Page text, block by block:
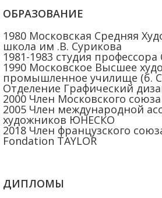
ОБРАЗОВАНИЕ
1980 Московская Средняя
школа им .В. Сурикова
1981-1983 студия
1990 Московское Высшее
промышленное училище (б.
Отделение Графический
2000 Член Московского
2005 Член международной
художников ЮНЕСКО
2018 Член французского
Fondation TAYLOR
ДИПЛОМЫ